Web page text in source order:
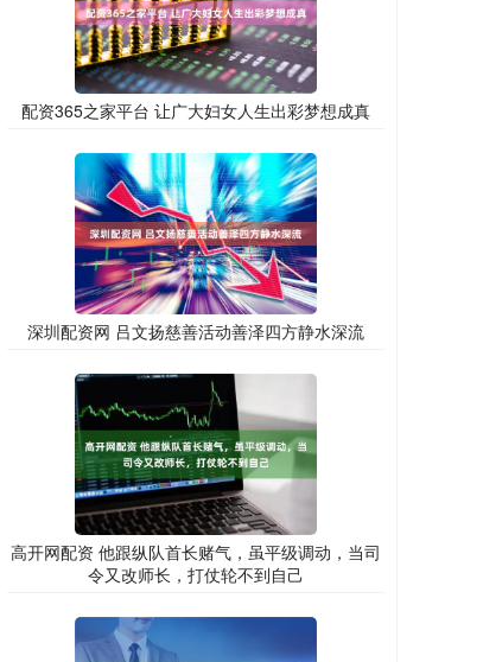
配资365之家平台 让广大妇女人生出彩梦想成真
深圳配资网 吕文扬慈善活动善泽四方静水深流
高开网配资 他跟纵队首长赌气，虽平级调动，当司
令又改师长，打仗轮不到自己